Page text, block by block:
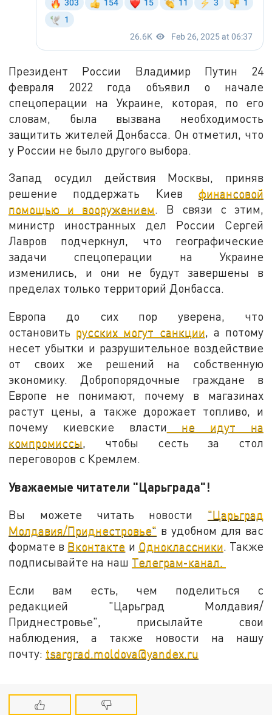
Президент России Владимир Путин 24
февраля 2022 года объявил о начале
спецоперации на Украине, которая, по его
словам, была вызвана необходимость
защитить жителей Донбасса. Он отметил, что
у России не было другого выбора.
Запад осудил действия Москвы, приняв
решение поддержать Киев финансовой
помощью и вооружением. В связи с этим,
министр иностранных дел России Сергей
Лавров подчеркнул, что географические
задачи спецоперации на Украине
изменились, и они не будут завершены в
пределах только территорий Донбасса.
Европа до сих пор уверена, что
остановить русских могут санкции, а потому
несет убытки и разрушительное воздействие
от своих же решений на собственную
экономику. Добропорядочные граждане в
Европе не понимают, почему в магазинах
растут цены, а также дорожает топливо, и
почему киевские власти не идут на
компромиссы, чтобы сесть за стол
переговоров с Кремлем.
Уважаемые читатели "Царьграда"!
Вы можете читать новости "Царьград
Молдавия/Приднестровье" в удобном для вас
формате в Вконтакте и Одноклассники. Также
подписывайте на наш Телеграм-канал.
Если вам есть, чем поделиться с
редакцией "Царьград Молдавия/
Приднестровье", присылайте свои
наблюдения, а также новости на нашу
почту: tsargrad.moldova@yandex.ru